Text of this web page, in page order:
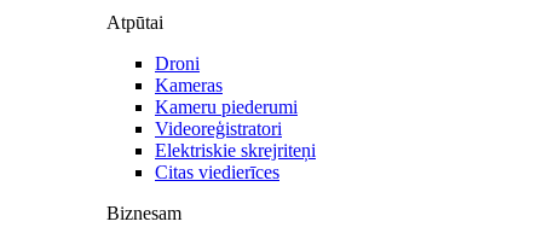
Atpūtai
Droni
Kameras
Kameru piederumi
Videoreģistratori
Elektriskie skrejriteņi
Citas viedierīces
Biznesam